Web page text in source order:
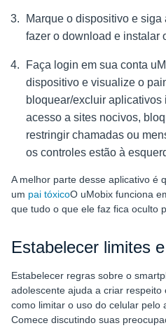
Marque o dispositivo e
fazer o download e instalar
Faça login em sua conta
dispositivo e visualize o
bloquear/excluir
acesso a sites nocivos,
restringir chamadas ou
os controles estão à
A melhor parte desse aplicativo é
um pai tóxicoO uMobix funciona
que tudo o que ele faz fica oculto
Estabelecer limites
Estabelecer regras sobre o
adolescente ajuda a criar
como limitar o uso do celular pelo
Comece discutindo suas